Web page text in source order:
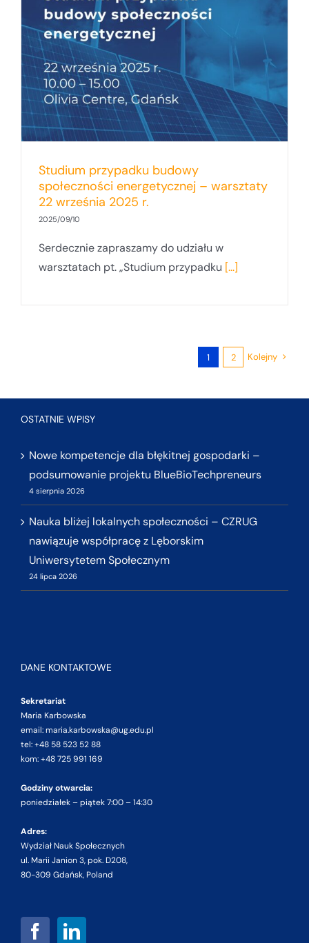
Studium przypadku budowy
społeczności energetycznej – warsztaty
22 września 2025 r.
2025/09/10
Serdecznie zapraszamy do udziału w
warsztatach pt. „Studium przypadku [...]
1 2 Kolejny
OSTATNIE WPISY
Nowe kompetencje dla błękitnej gospodarki –
podsumowanie projektu BlueBioTechpreneurs
4 sierpnia 2026
Nauka bliżej lokalnych społeczności – CZRUG
nawiązuje współpracę z Lęborskim
Uniwersytetem Społecznym
24 lipca 2026
DANE KONTAKTOWE
Sekretariat
Maria Karbowska
email: maria.karbowska@ug.edu.pl
tel: +48 58 523 52 88
kom: +48 725 991 169
Godziny otwarcia:
poniedziałek – piątek 7:00 – 14:30
Adres:
Wydział Nauk Społecznych
ul. Marii Janion 3, pok. D208,
80-309 Gdańsk, Poland